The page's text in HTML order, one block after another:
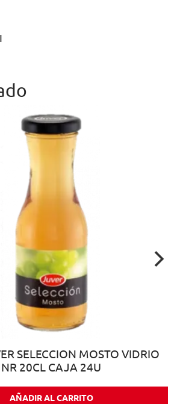
SELECCION MOSTO VIDRIO
NR 20CL CAJA 24U
AÑADIR AL CARRITO